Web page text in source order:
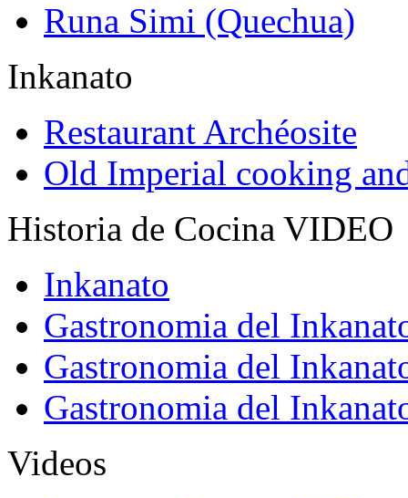
Runa Simi (Quechua)
Inkanato
Restaurant Archéosite
Old Imperial cooking
Historia de Cocina VIDEO
Inkanato
Gastronomia del
Gastronomia del
Gastronomia del
Videos